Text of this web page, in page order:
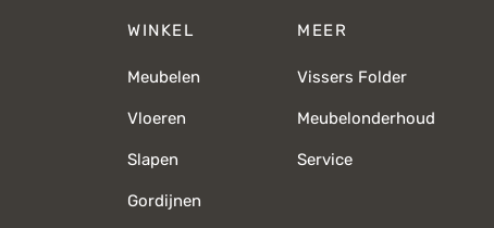
WINKEL
Meubelen
Vloeren
Slapen
Gordijnen
MEER
Vissers Folder
Meubelonderhoud
Service